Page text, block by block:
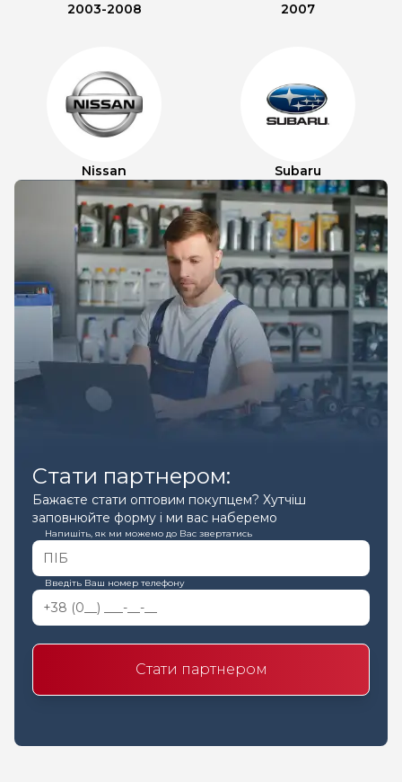
2003-2008
2007
Nissan Subaru
Стати партнером:
Бажаєте стати оптовим покупцем? Хутчіш
заповнюйте форму і ми вас наберемо
Напишіть, як ми можемо до Вас звертатись
Введіть Ваш номер телефону
Стати партнером